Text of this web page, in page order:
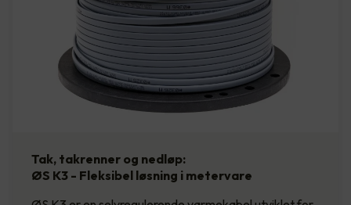
Tak, takrenner og nedløp:
ØS K3 - Fleksibel løsning i metervare